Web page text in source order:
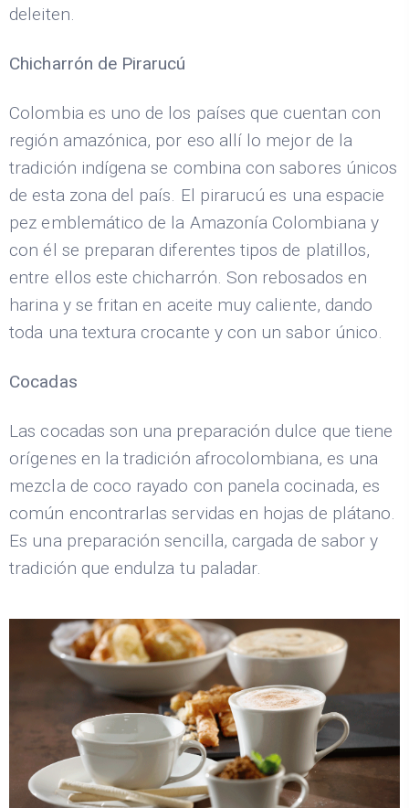
deleiten.
Chicharrón de Pirarucú
Colombia es uno de los países que cuentan con
región amazónica, por eso allí lo mejor de la
tradición indígena se combina con sabores únicos
de esta zona del país. El pirarucú es una espacie
pez emblemático de la Amazonía Colombiana y
con él se preparan diferentes tipos de platillos,
entre ellos este chicharrón. Son rebosados en
harina y se fritan en aceite muy caliente, dando
toda una textura crocante y con un sabor único.
Cocadas
Las cocadas son una preparación dulce que tiene
orígenes en la tradición afrocolombiana, es una
mezcla de coco rayado con panela cocinada, es
común encontrarlas servidas en hojas de plátano.
Es una preparación sencilla, cargada de sabor y
tradición que endulza tu paladar.